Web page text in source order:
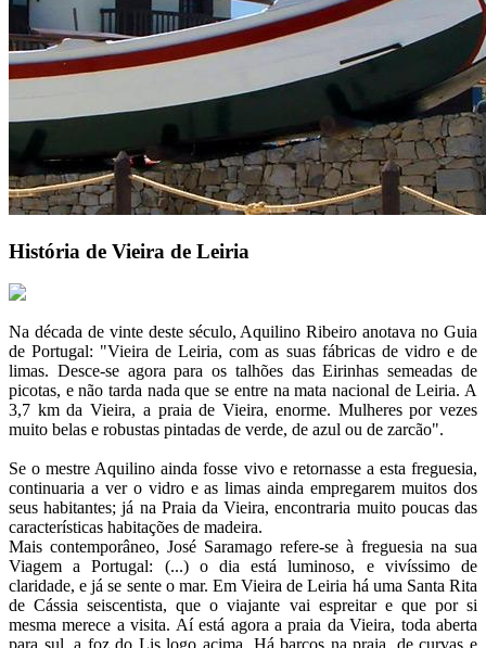
História de Vieira de Leiria
Na década de vinte deste século, Aquilino Ribeiro anotava no Guia
de Portugal: "Vieira de Leiria, com as suas fábricas de vidro e de
limas. Desce-se agora para os talhões das Eirinhas semeadas de
picotas, e não tarda nada que se entre na mata nacional de Leiria. A
3,7 km da Vieira, a praia de Vieira, enorme. Mulheres por vezes
muito belas e robustas pintadas de verde, de azul ou de zarcão".
Se o mestre Aquilino ainda fosse vivo e retornasse a esta freguesia,
continuaria a ver o vidro e as limas ainda empregarem muitos dos
seus habitantes; já na Praia da Vieira, encontraria muito poucas das
características habitações de madeira.
Mais contemporâneo, José Saramago refere-se à freguesia na sua
Viagem a Portugal: (...) o dia está luminoso, e vivíssimo de
claridade, e já se sente o mar. Em Vieira de Leiria há uma Santa Rita
de Cássia seiscentista, que o viajante vai espreitar e que por si
mesma merece a visita. Aí está agora a praia da Vieira, toda aberta